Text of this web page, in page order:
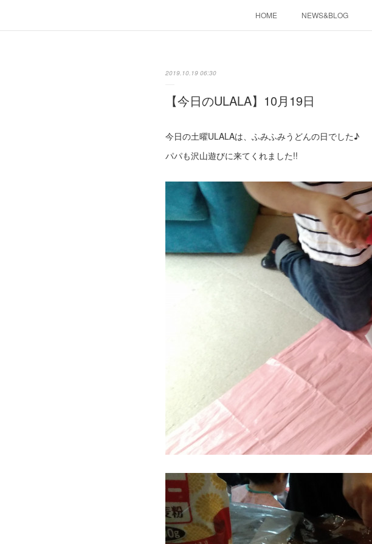
HOME NEWS&BLOG
2019.10.19 06:30
【今日のULALA】10月19日
今日の土曜ULALAは、ふみふみうどんの日でした♪
パパも沢山遊びに来てくれました!!